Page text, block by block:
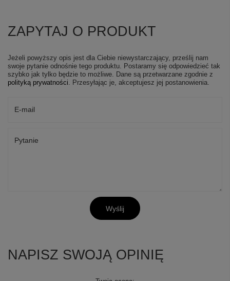
ZAPYTAJ O PRODUKT
Jeżeli powyższy opis jest dla Ciebie niewystarczający, prześlij nam
swoje pytanie odnośnie tego produktu. Postaramy się odpowiedzieć tak
szybko jak tylko będzie to możliwe. Dane są przetwarzane zgodnie z
polityką prywatności. Przesyłając je, akceptujesz jej postanowienia.
E-mail
Pytanie
Wyślij
NAPISZ SWOJĄ OPINIĘ